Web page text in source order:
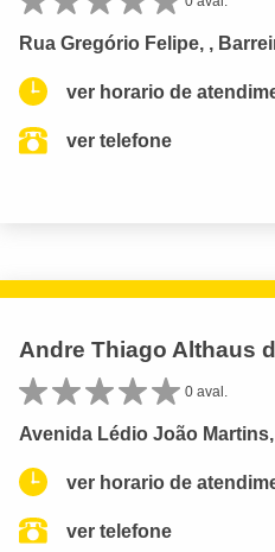
Rua Gregório Felipe, ,
ver horario de
ver telefone
Andre Thiago Althaus
0 aval.
Avenida Lédio João
ver horario de
ver telefone